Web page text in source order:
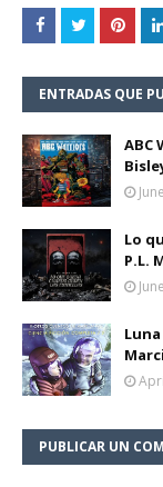
ENTRADAS QUE
ABC
Lo
P.L.
PUBLICAR UN